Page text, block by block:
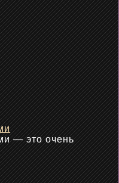
— это очень